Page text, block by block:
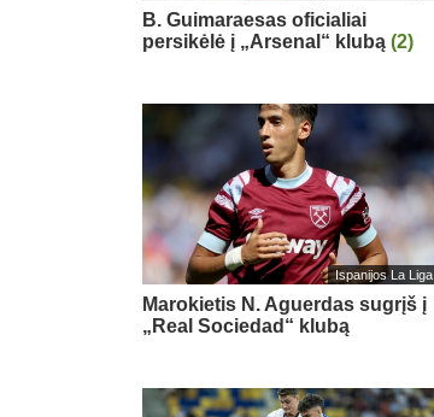
B. Guimaraesas oficialiai
persikėlė į „Arsenal“ klubą (2)
Ispanijos La Liga
Marokietis N. Aguerdas sugrįš į
„Real Sociedad“ klubą